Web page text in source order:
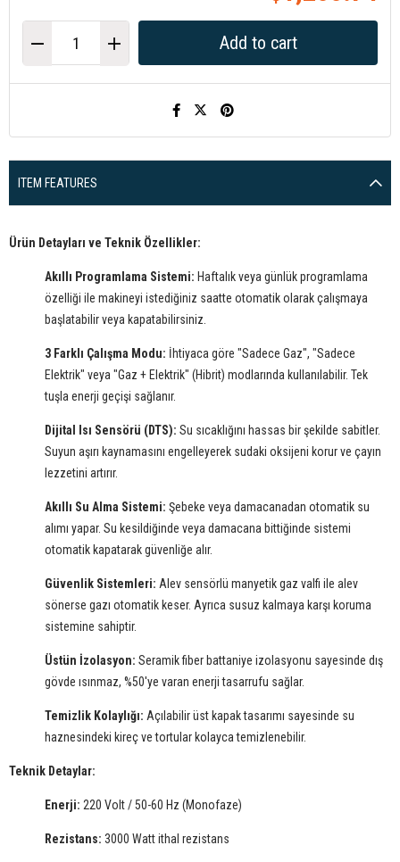
ITEM FEATURES
Ürün Detayları ve Teknik Özellikler:
Akıllı Programlama Sistemi: Haftalık veya günlük programlama
özelliği ile makineyi istediğiniz saatte otomatik olarak çalışmaya
başlatabilir veya kapatabilirsiniz.
3 Farklı Çalışma Modu: İhtiyaca göre "Sadece Gaz", "Sadece
Elektrik" veya "Gaz + Elektrik" (Hibrit) modlarında kullanılabilir. Tek
tuşla enerji geçişi sağlanır.
Dijital Isı Sensörü (DTS): Su sıcaklığını hassas bir şekilde sabitler.
Suyun aşırı kaynamasını engelleyerek sudaki oksijeni korur ve çayın
lezzetini artırır.
Akıllı Su Alma Sistemi: Şebeke veya damacanadan otomatik su
alımı yapar. Su kesildiğinde veya damacana bittiğinde sistemi
otomatik kapatarak güvenliğe alır.
Güvenlik Sistemleri: Alev sensörlü manyetik gaz valfi ile alev
sönerse gazı otomatik keser. Ayrıca susuz kalmaya karşı koruma
sistemine sahiptir.
Üstün İzolasyon: Seramik fiber battaniye izolasyonu sayesinde dış
gövde ısınmaz, %50'ye varan enerji tasarrufu sağlar.
Temizlik Kolaylığı: Açılabilir üst kapak tasarımı sayesinde su
haznesindeki kireç ve tortular kolayca temizlenebilir.
Teknik Detaylar:
Enerji: 220 Volt / 50-60 Hz (Monofaze)
Rezistans: 3000 Watt ithal rezistans